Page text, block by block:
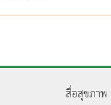
สื่อสุขภาพ